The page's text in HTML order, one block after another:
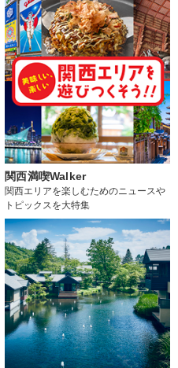
関西満喫Walker
関西エリアを楽しむためのニュースや
トピックスを大特集